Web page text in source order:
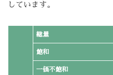
しています。
総量
飽和
一価不飽和